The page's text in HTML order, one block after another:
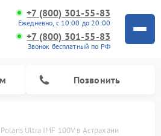
+7 (800) 301-55-83
Ежедневно, с 10:00 до 20:00
+7 (800) 301-55-83
Звонок бесплатный по РФ
Позвонить
Ultra IMF 100V в Астрахани